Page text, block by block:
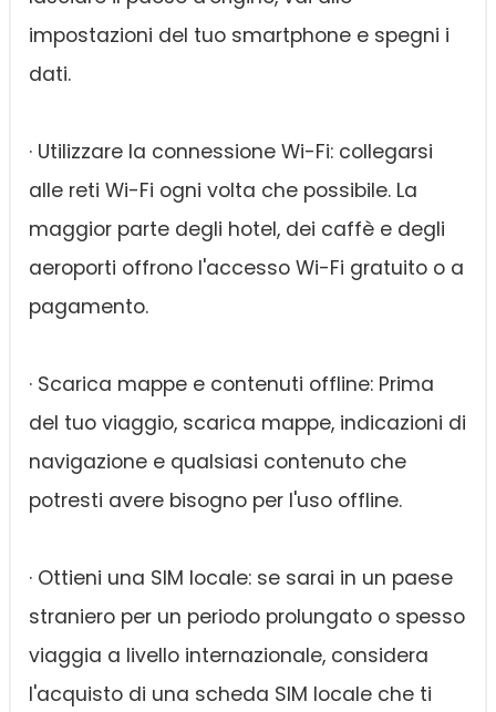
impostazioni del tuo smartphone e spegni i
dati.
· Utilizzare la connessione Wi-Fi: collegarsi
alle reti Wi-Fi ogni volta che possibile. La
maggior parte degli hotel, dei caffè e degli
aeroporti offrono l'accesso Wi-Fi gratuito o a
pagamento.
· Scarica mappe e contenuti offline: Prima
del tuo viaggio, scarica mappe, indicazioni di
navigazione e qualsiasi contenuto che
potresti avere bisogno per l'uso offline.
· Ottieni una SIM locale: se sarai in un paese
straniero per un periodo prolungato o spesso
viaggia a livello internazionale, considera
l'acquisto di una scheda SIM locale che ti